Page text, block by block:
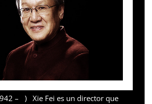
– ) Xie Fei es un director que